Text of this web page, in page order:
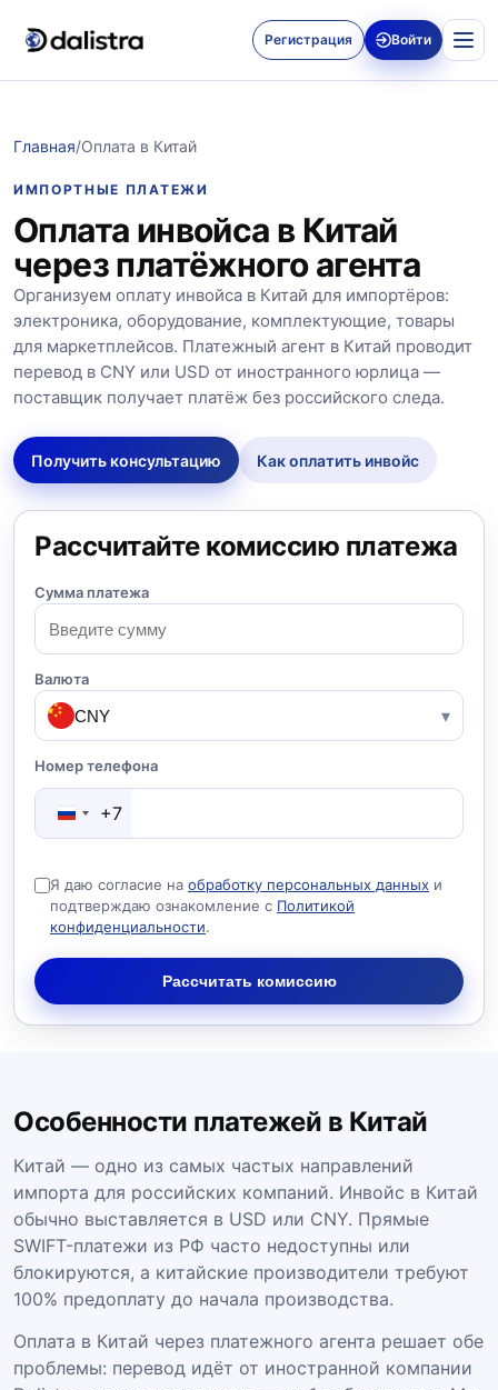
Регистрация Войти
Главная/Оплата в Китай
ИМПОРТНЫЕ ПЛАТЕЖИ
Оплата инвойса в Китай
через платёжного агента
Организуем оплату инвойса в Китай для импортёров:
электроника, оборудование, комплектующие, товары
для маркетплейсов. Платежный агент в Китай проводит
перевод в CNY или USD от иностранного юрлица —
поставщик получает платёж без российского следа.
Получить консультацию Как оплатить инвойс
Рассчитайте комиссию платежа
Сумма платежа
Валюта
CNY ▾
Номер телефона
+7
Я даю согласие на обработку персональных данных и
подтверждаю ознакомление с Политикой
конфиденциальности.
Рассчитать комиссию
Особенности платежей в Китай
Китай — одно из самых частых направлений
импорта для российских компаний. Инвойс в Китай
обычно выставляется в USD или CNY. Прямые
SWIFT-платежи из РФ часто недоступны или
блокируются, а китайские производители требуют
100% предоплату до начала производства.
Оплата в Китай через платежного агента решает обе
проблемы: перевод идёт от иностранной компании